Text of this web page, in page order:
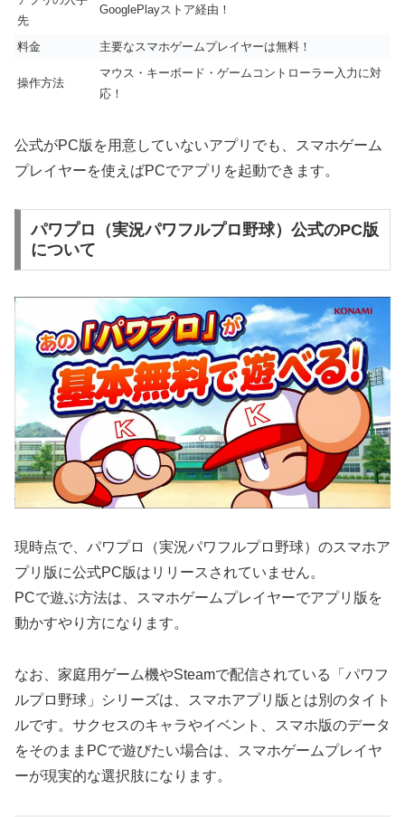
先
GooglePlayストア経由！
料金 主要なスマホゲームプレイヤーは無料！
操作方法
マウス・キーボード・ゲームコントローラー入力に対
応！
公式がPC版を用意していないアプリでも、スマホゲーム
プレイヤーを使えばPCでアプリを起動できます。
パワプロ（実況パワフルプロ野球）公式のPC版
について
現時点で、パワプロ（実況パワフルプロ野球）のスマホア
プリ版に公式PC版はリリースされていません。
PCで遊ぶ方法は、スマホゲームプレイヤーでアプリ版を
動かすやり方になります。
なお、家庭用ゲーム機やSteamで配信されている「パワフ
ルプロ野球」シリーズは、スマホアプリ版とは別のタイト
ルです。サクセスのキャラやイベント、スマホ版のデータ
をそのままPCで遊びたい場合は、スマホゲームプレイヤ
ーが現実的な選択肢になります。